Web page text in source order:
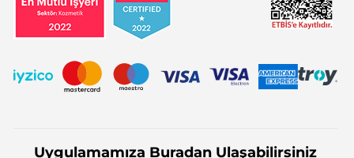
Uygulamamıza Buradan Ulaşabilirsiniz